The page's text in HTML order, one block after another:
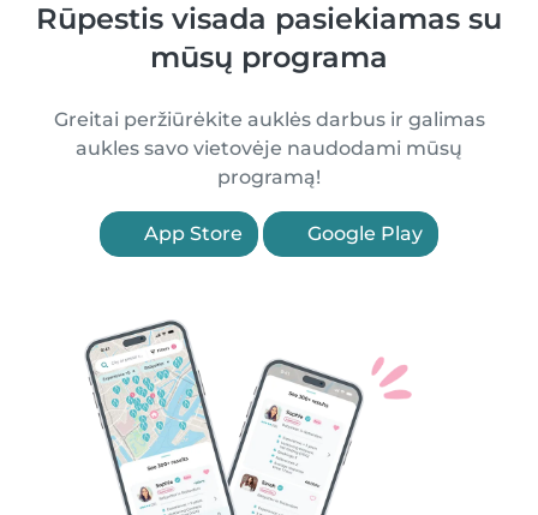
Rūpestis visada pasiekiamas su
mūsų programa
Greitai peržiūrėkite auklės darbus ir galimas
aukles savo vietovėje naudodami mūsų
programą!
App Store Google Play